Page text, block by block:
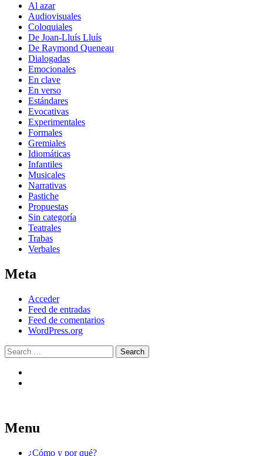
Al azar
Audiovisuales
Coloquiales
De Joan-Lluís Lluís
De Raymond Queneau
Dialogadas
Emocionales
En clave
En verso
Estándares
Evocativas
Experimentales
Formales
Gremiales
Idiomáticas
Infantiles
Musicales
Narrativas
Pastiche
Propuestas
Sin categoría
Teatrales
Trabas
Verbales
Meta
Acceder
Feed de entradas
Feed de comentarios
WordPress.org
Search
365 formas de pedir trabajo
Reescribí mi carta para pedir trabajo de
Menu
Skip
¿Cómo y por qué?